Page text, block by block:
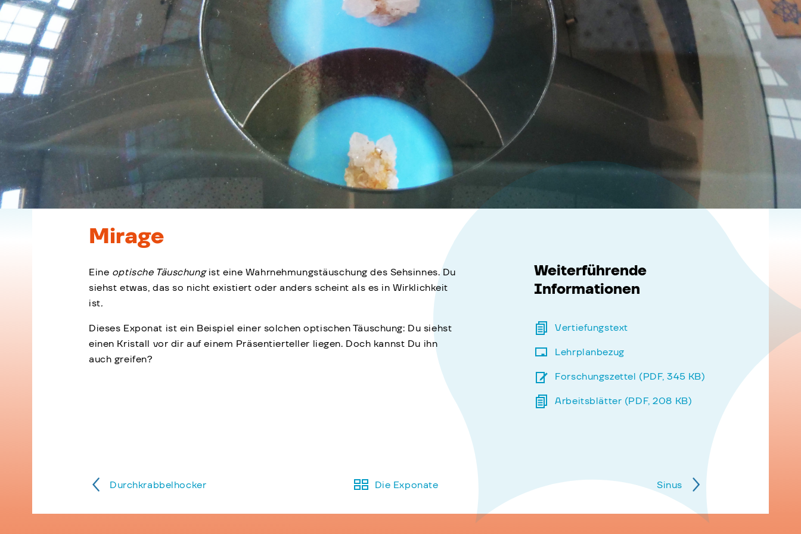
Mirage
Eine optische Täuschungist eine Wahrnehmungstäuschung des Sehsinnes. Du
siehst etwas, das so nicht existiert oder anders scheint als es in Wirklichkeit
ist.
Dieses Exponat ist ein Beispiel einer solchen optischen Täuschung: Du siehst
einen Kristall vor dir auf einem Präsentierteller liegen. Doch kannst Du ihn
auch greifen?
Weiterführende
Informationen
Vertiefungstext
Lehrplanbezug
Forschungszettel (PDF, 345 KB)
Arbeitsblätter (PDF, 208 KB)
Durchkrabbelhocker Die Exponate Sinus